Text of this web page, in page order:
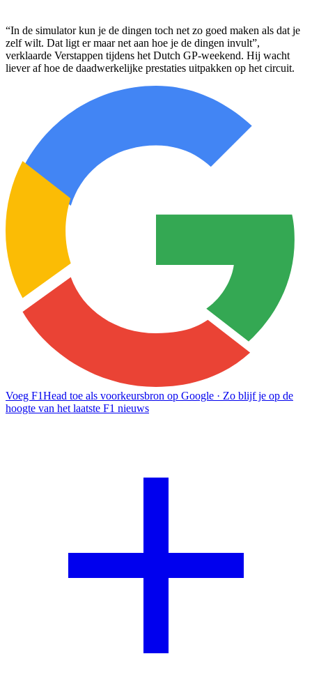
“In de simulator kun je de dingen toch net zo goed maken als dat je
zelf wilt. Dat ligt er maar net aan hoe je de dingen invult”,
verklaarde Verstappen tijdens het Dutch GP-weekend. Hij wacht
liever af hoe de daadwerkelijke prestaties uitpakken op het circuit.
Voeg F1Head toe als voorkeursbron op Google · Zo blijf je op de
hoogte van het laatste F1 nieuws